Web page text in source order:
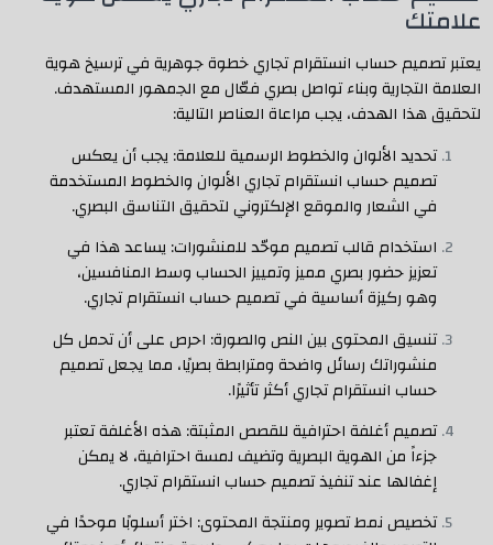
علامتك
يعتبر تصميم حساب انستقرام تجاري خطوة جوهرية في ترسيخ هوية
العلامة التجارية وبناء تواصل بصري فعّال مع الجمهور المستهدف.
لتحقيق هذا الهدف، يجب مراعاة العناصر التالية:
تحديد الألوان والخطوط الرسمية للعلامة: يجب أن يعكس
تصميم حساب انستقرام تجاري الألوان والخطوط المستخدمة
في الشعار والموقع الإلكتروني لتحقيق التناسق البصري.
استخدام قالب تصميم موحّد للمنشورات: يساعد هذا في
تعزيز حضور بصري مميز وتمييز الحساب وسط المنافسين،
وهو ركيزة أساسية في تصميم حساب انستقرام تجاري.
تنسيق المحتوى بين النص والصورة: احرص على أن تحمل كل
منشوراتك رسائل واضحة ومترابطة بصريًا، مما يجعل تصميم
حساب انستقرام تجاري أكثر تأثيرًا.
تصميم أغلفة احترافية للقصص المثبتة: هذه الأغلفة تعتبر
جزءاً من الهوية البصرية وتضيف لمسة احترافية، لا يمكن
إغفالها عند تنفيذ تصميم حساب انستقرام تجاري.
تخصيص نمط تصوير ومنتجة المحتوى: اختر أسلوبًا موحدًا في